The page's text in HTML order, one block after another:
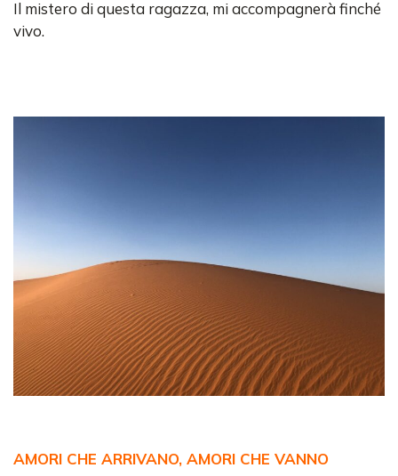
Il mistero di questa ragazza, mi accompagnerà finché
vivo.
AMORI CHE ARRIVANO, AMORI CHE VANNO